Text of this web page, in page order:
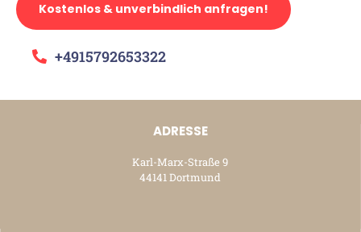
Kostenlos & unverbindlich anfragen!
+4915792653322
ADRESSE
Karl-Marx-Straße 9
44141 Dortmund